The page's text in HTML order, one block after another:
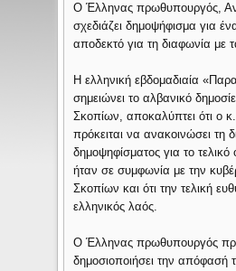
Ο Έλληνας πρωθυπουργός,
σχεδιάζει δημοψήφισμα για
αποδεκτό για τη διαφωνία με
Η ελληνική εβδομαδιαία
σημειώνει το αλβανικό
Σκοπίων, αποκαλύπτει ότι ο
πρόκειται να ανακοινώσει τη
δημοψηφίσματος για το
ήταν σε συμφωνία με την
Σκοπίων και ότι την τελική
ελληνικός λαός.
Ο Έλληνας πρωθυπουργός
δημοσιοποιήσει την απόφασή